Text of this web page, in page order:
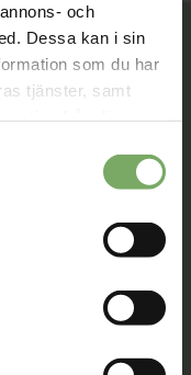
och
Dessa kan i sin
som du har
tjänster, samt
vid fortsatt
är en viktig del
du kontaktvägar